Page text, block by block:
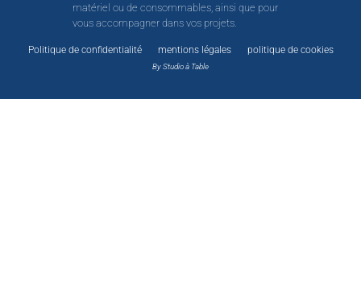
matériel ou de consommables, ainsi que pour
vous accompagner dans vos projets.
Politique de confidentialité mentions légales politique de cookies
By Studio à Table